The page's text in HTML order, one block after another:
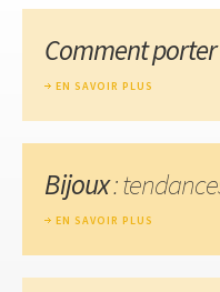
Comment porter
EN SAVOIR PLUS
Bijoux:
EN SAVOIR PLUS